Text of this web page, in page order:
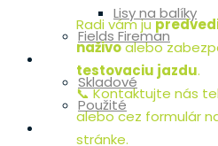
Lisy na balíky
Fields Fireman
Skladové
Použité
Radi vám ju
naživoalebo
testovaciu jazdu.
📞 Kontaktujte nás
alebo cez formulár
stránke.